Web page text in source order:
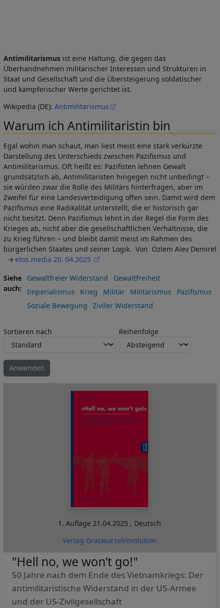
Antimilitarismus ist eine Haltung, die gegen das
Überhandnehmen militärischer Interessen und Strukturen in
Staat und Gesellschaft und die Übersteigerung soldatischer
und kämpferischer Werte gerichtet ist.
Wikipedia (DE): Antimilitarismus
Warum ich Antimilitaristin bin
Egal wohin man schaut, man liest meist eine stark verkürzte
Darstellung des Unterschieds zwischen Pazifismus und
Antimilitarismus. Oft heißt es: Pazifisten lehnen Gewalt
grundsätzlich ab, Antimilitaristen hingegen nicht unbedingt –
sie würden zwar die Rolle des Militärs hinterfragen, aber im
Zweifel für eine Landesverteidigung offen sein. Damit wird dem
Pazifismus eine Radikalität unterstellt, die er historisch gar
nicht besitzt. Denn Pazifismus lehnt in der Regel die Form des
Krieges ab, nicht aber die gesellschaftlichen Verhältnisse, die
zu Krieg führen – und bleibt damit meist im Rahmen des
bürgerlichen Staates und seiner Logik. Von Özlem Alev Demirel
etos.media 20. 04.2025
Siehe
auch
Gewaltfreier Widerstand
Gewaltfreiheit
Imperialismus
Krieg Militär Militarismus
Pazifismus
Soziale Bewegung
Ziviler Widerstand
Sortieren nach Reihenfolge
1. Auflage 21.04.2025 , Deutsch
Verlag Graswurzelrevolution
"Hell no, we won’t go!"
50 Jahre nach dem Ende des Vietnamkriegs: Der
antimilitaristische Widerstand in der US-Armee
und der US-Zivilgesellschaft